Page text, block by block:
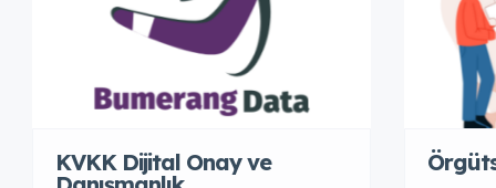
KVKK Dijital Onay ve